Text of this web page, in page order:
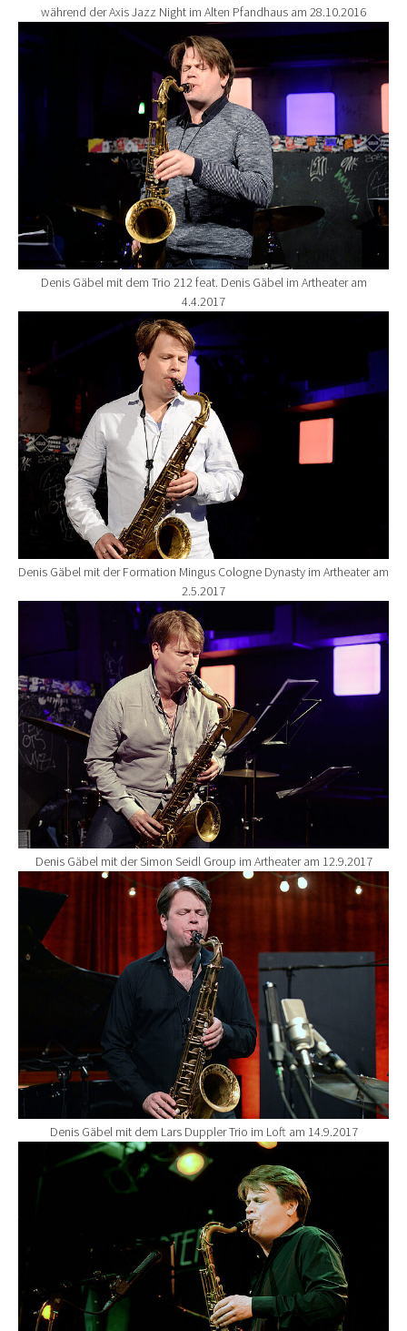
während der Axis Jazz Night im Alten Pfandhaus am 28.10.2016
Show larger version for:
Denis Gäbel mit dem Trio 212 feat. Denis Gäbel im Artheater am
4.4.2017
Show larger version for:
Denis Gäbel mit der Formation Mingus Cologne Dynasty im Artheater am
2.5.2017
Show larger version for:
Denis Gäbel mit der Simon Seidl Group im Artheater am 12.9.2017
Show larger version for:
Denis Gäbel mit dem Lars Duppler Trio im Loft am 14.9.2017
Show larger version for: